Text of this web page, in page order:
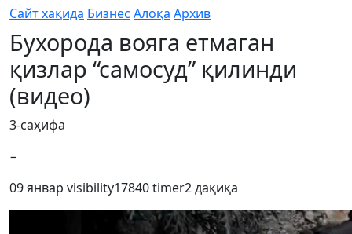
Сайт хақида Бизнес Алоқа Архив
Бухорода вояга етмаган
қизлар “самосуд” қилинди
(видео)
3-саҳифа
−
09 январ visibility17840timer2 дақиқа